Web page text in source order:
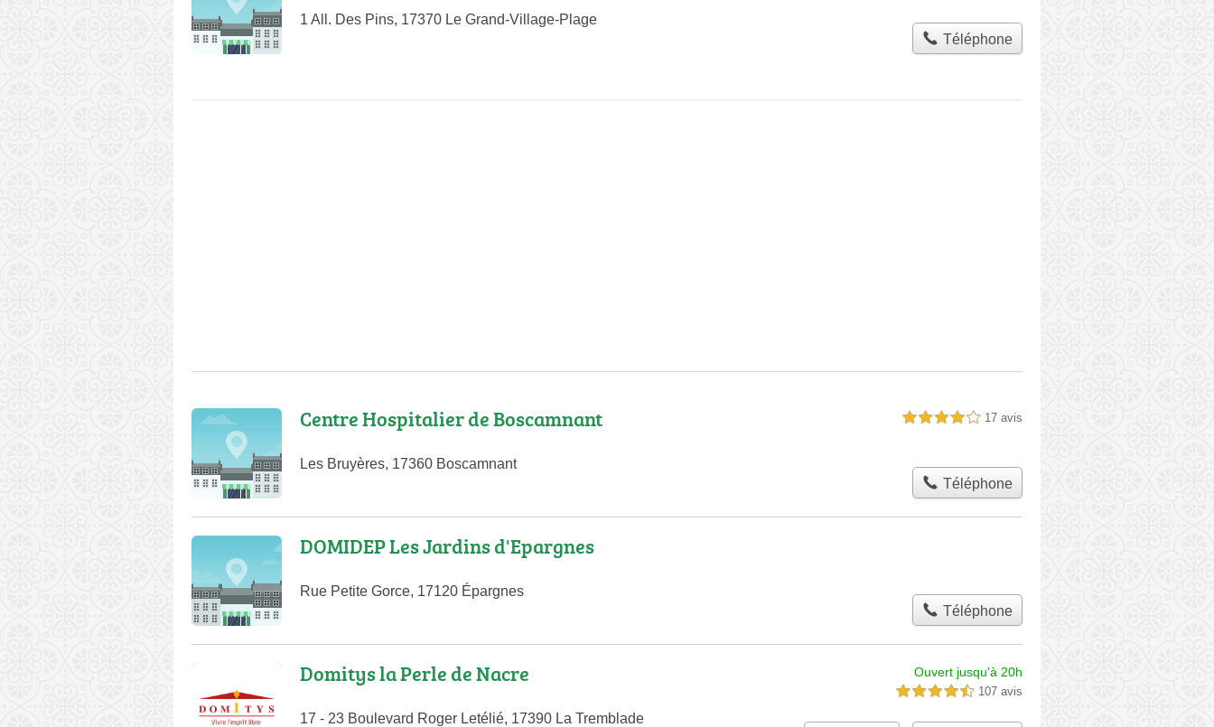
1 All. Des Pins, 17370 Le Grand-Village-Plage
Téléphone
Centre Hospitalier de Boscamnant
Les Bruyères, 17360 Boscamnant
4,0 étoiles sur 5 17 avis
Téléphone
DOMIDEP Les Jardins d'Epargnes
Rue Petite Gorce, 17120 Épargnes
Téléphone
Domitys la Perle de Nacre
17 - 23 Boulevard Roger Letélié, 17390 La Tremblade
Ouvert jusqu'à 20h
4,5 étoiles sur 5 107 avis